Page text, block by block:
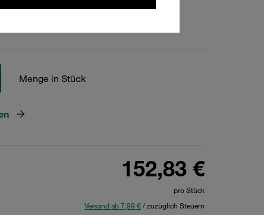
Menge in Stück
152,83 €
pro Stück
Versand ab 7,99 €/ zuzüglich Steuern